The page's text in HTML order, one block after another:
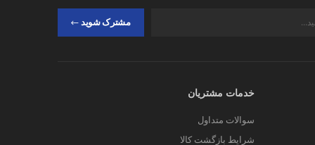
مشترک شوید
خدمات مشتریان
سوالات متداول
شرایط بازگشت کالا